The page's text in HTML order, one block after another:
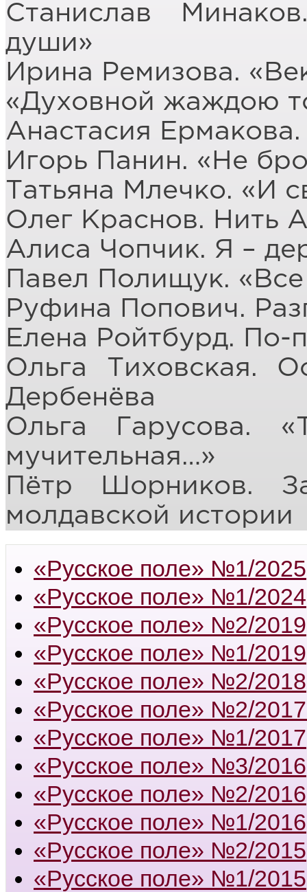
Станислав
души»
Ирина Ремизова.
«Духовной жаждою
Анастасия
Игорь Панин. «Не
Татьяна Млечко. «И
Олег Краснов.
Нить
Алиса Чопчик. Я –
Павел Полищук.
Руфина Попович.
Елена Ройтбурд.
По-
Ольга Тиховская.
Дербенёва
Ольга Гарусова.
мучительная…»
Пётр Шорников.
молдавской истории
«Русское поле» №1/2025
«Русское поле» №1/2024
«Русское поле» №2/2019
«Русское поле» №1/2019
«Русское поле» №2/2018
«Русское поле» №2/
«Русское поле» №1/2017
«Русское поле» №3/2016
«Русское поле» №2/2016
«Русское поле» №1/2016
«Русское поле» №2/2015
«Русское поле» №1/2015